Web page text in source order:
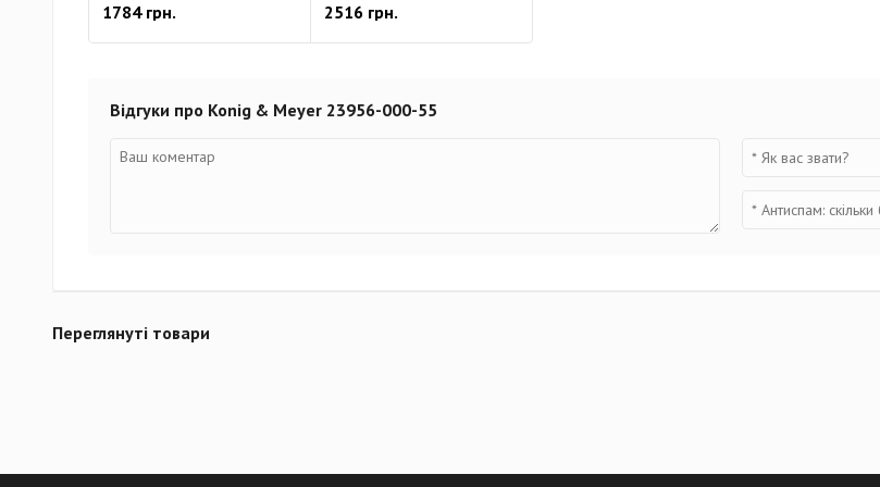
1784 грн. 2516 грн.
Відгуки про Konig & Meyer 23956-000-55
Переглянуті товари